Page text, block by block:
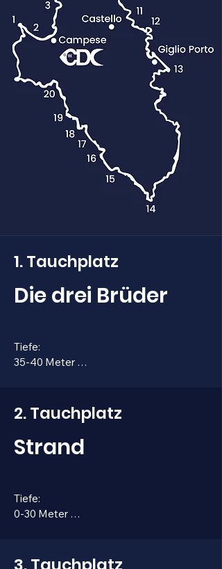
1. Tauchplatz
Die drei Brüder
Tiefe:
35-40 Meter
Fortgeschrittener
Fläche: Kleiner Tauchplatz, längerer
Antauchweg
Strömung, Freiwasser, Lampe
empfehlenswert, Austauchen im
2. Tauchplatz
Strand
Tiefe:
0-30 Meter
Ab Anfänger